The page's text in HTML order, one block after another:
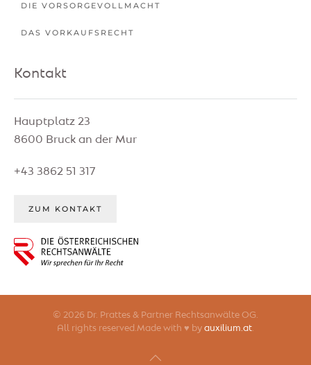
DIE VORSORGEVOLLMACHT
DAS VORKAUFSRECHT
Kontakt
Hauptplatz 23
8600 Bruck an der Mur
+43 3862 51 317
ZUM KONTAKT
© 2026 Dr. Prattes & Partner Rechtsanwälte OG.
All rights reserved.Made with ♥ by auxilium.at.